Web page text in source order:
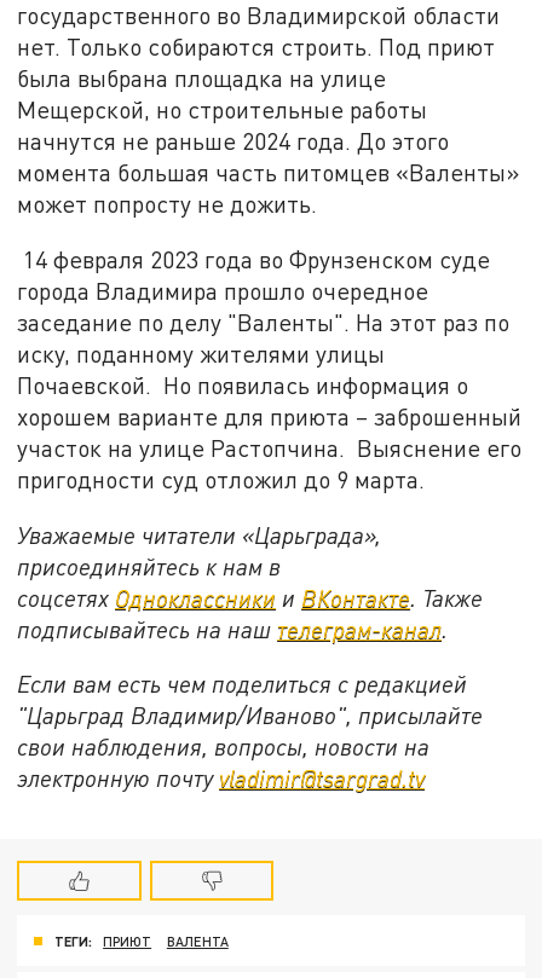
государственного во Владимирской области
нет. Только собираются строить. Под приют
была выбрана площадка на улице
Мещерской, но строительные работы
начнутся не раньше 2024 года. До этого
момента большая часть питомцев «Валенты»
может попросту не дожить.
14 февраля 2023 года во Фрунзенском суде
города Владимира прошло очередное
заседание по делу "Валенты". На этот раз по
иску, поданному жителями улицы
Почаевской. Но появилась информация о
хорошем варианте для приюта – заброшенный
участок на улице Растопчина. Выяснение его
пригодности суд отложил до 9 марта.
Уважаемые читатели «Царьграда»,
присоединяйтесь к нам в
соцсетях Одноклассники и ВКонтакте . Также
подписывайтесь на наш телеграм-канал
Если вам есть чем поделиться с редакцией
"Царьград Владимир/Иваново", присылайте
свои наблюдения, вопросы, новости на
электронную почту vladimir@tsargrad.tv
ТЕГИ: ПРИЮТ ВАЛЕНТА